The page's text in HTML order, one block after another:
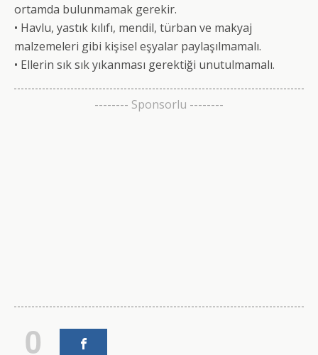
ortamda bulunmamak gerekir.
• Havlu, yastık kılıfı, mendil, türban ve makyaj
malzemeleri gibi kişisel eşyalar paylaşılmamalı.
• Ellerin sık sık yıkanması gerektiği unutulmamalı.
-------- Sponsorlu --------
0